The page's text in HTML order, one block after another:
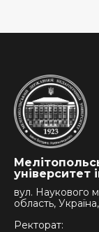
університет
вул. Наукового
область,
Ректорат: